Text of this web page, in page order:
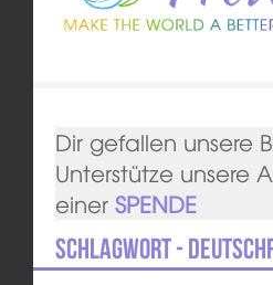
Dir gefallen unsere
Unterstütze unsere
einer SPENDE
Schlagwort -